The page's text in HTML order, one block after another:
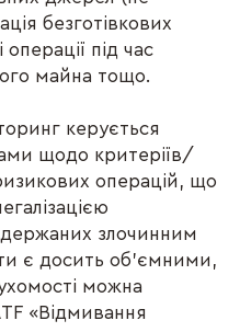
безготівкових
операції під час
майна тощо.
керується
щодо критеріїв/
операцій, що
злочинним
є досить об’ємними,
можна
«Відмивання